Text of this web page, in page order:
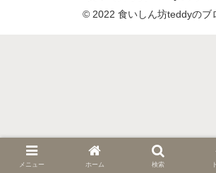
© 2022 食いしん坊teddyのブ
メニュー ホーム 検索